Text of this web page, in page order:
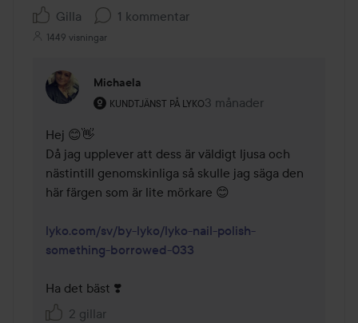
Gilla 1 kommentar
1449 visningar
Michaela
KUNDTJÄNST PÅ LYKO
Användarens roll: Kundtjänst på Lyko.
3 månader
Kommentaren lades 3
Hej 😊👋
Då jag upplever att dess är väldigt ljusa och
nästintill genomskinliga så skulle jag säga den
här färgen som är lite mörkare 😊
lyko.com/sv/by-lyko/lyko-nail-polish-
something-borrowed-033
Ha det bäst ❣️
2 gillar